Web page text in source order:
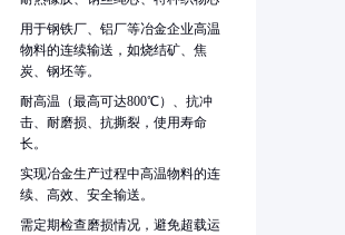
用于钢铁厂、铝厂等冶金企业高温
物料的连续输送，如烧结矿、焦
炭、钢坯等。
耐高温（最高可达800℃）、抗冲
击、耐磨损、抗撕裂，使用寿命
长。
实现冶金生产过程中高温物料的连
续、高效、安全输送。
需定期检查磨损情况，避免超载运